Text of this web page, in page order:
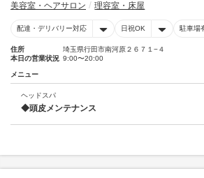
美容室・ヘアサロン 理容室・床屋
配達・デリバリー対応 日祝OK 駐車場
住所
埼玉県行田市南河原２６７１−４
本日の営業状況 9:00〜20:00
メニュー
ヘッドスパ
◆頭皮メンテナンス